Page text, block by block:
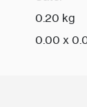
0.20 kg
0.00 x